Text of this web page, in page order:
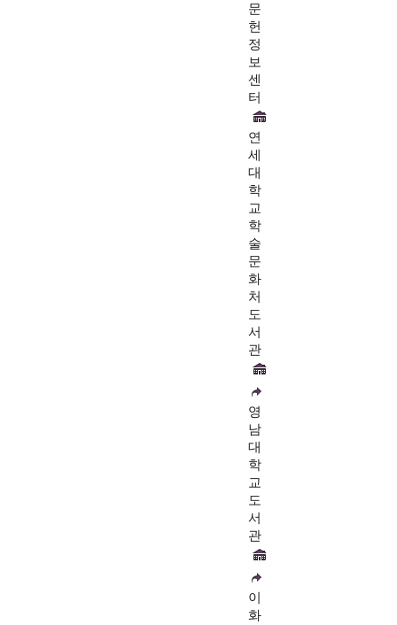
문
헌
정
보
센
터
연
세
대
학
교
학
술
문
화
처
도
서
관
영
남
대
학
교
도
서
관
이
화